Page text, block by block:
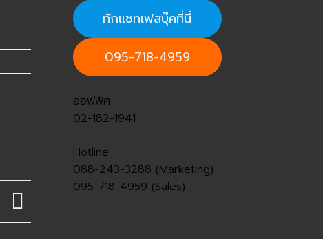
ทักแชทเฟสบุ๊คที่นี่
095-718-4959
ออฟฟิศ
02-182-1941
Hotline:
088-243-3288 (Marketing)
095-718-4959 (Sales)